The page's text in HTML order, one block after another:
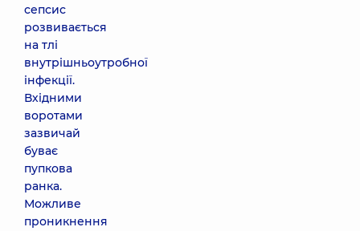
сепсис
розвивається
на тлі
внутрішньоутробної
інфекції.
Вхідними
воротами
зазвичай
буває
пупкова
ранка.
Можливе
проникнення